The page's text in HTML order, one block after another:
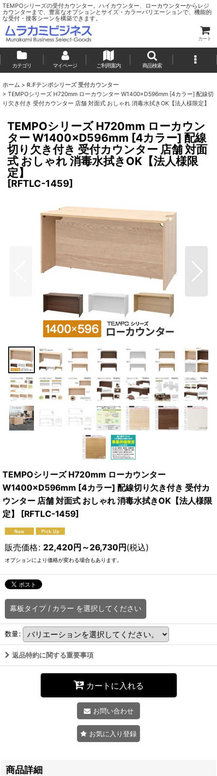
TEMPOシリーズの受付カウンター。ハイカウンター、ローカウンターからレジ
カウンターまで、豊富なオプションとサイズ・カラーバリエーションで、機能的
な受付・接客シーンを構築できます。
カート
カテゴリ マイページ ご利用案内 商品検索
ホーム > R.Fテンポシリーズ 受付カウンター
> TEMPOシリーズ H720mm ローカウンター W1400×D596mm [4カラー] 配線切
り欠き付き 受付カウンター 店舗 対面式 おしゃれ 消毒水拭きOK【法人様限定】
TEMPOシリーズ H720mm ローカウン
ター W1400×D596mm [4カラー] 配線
切り欠き付き 受付カウンター 店舗 対面
式 おしゃれ 消毒水拭きOK【法人様限
定】
[RFTLC-1459]
TEMPOシリーズ H720mm ローカウンター
W1400×D596mm [4カラー] 配線切り欠き付き 受付カ
ウンター 店舗 対面式 おしゃれ 消毒水拭きOK【法人様限
定】
[RFTLC-1459]
販売価格: 22,420円～26,730円(税込)
オプションにより価格が変わる場合もあります。
幕板タイプ / カラー を選択してください
数量:
返品特約に関する重要事項
カートに入れる
お問い合わせ
お気に入り登録
商品詳細